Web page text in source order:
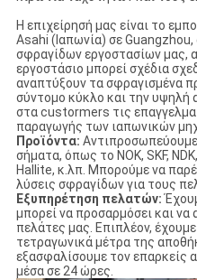
Η επιχείρησή μας είναι το
Asahi (Ιαπωνία) σε
σφραγίδων εργοστασίων μας,
εργοστάσιο μπορεί σχέδια
αναπτύξουν τα σφραγισμένα
σύντομο κύκλο και την υψηλή
στα custormers τις
παραγωγής των ιαπωνικών
Προϊόντα:
σήματα, όπως το NOK, SKF,
Hallite, κ.λπ. Μπορούμε να
λύσεις σφραγίδων για τους
Εξυπηρέτηση πελατών:
μπορεί να προσαρμόσει και να
πελάτες μας. Επιπλέον,
τετραγωνικά μέτρα της
εξασφαλίσουμε τον επαρκείς
μέσα σε 24 ώρες.